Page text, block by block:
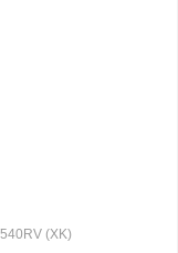
(XK)